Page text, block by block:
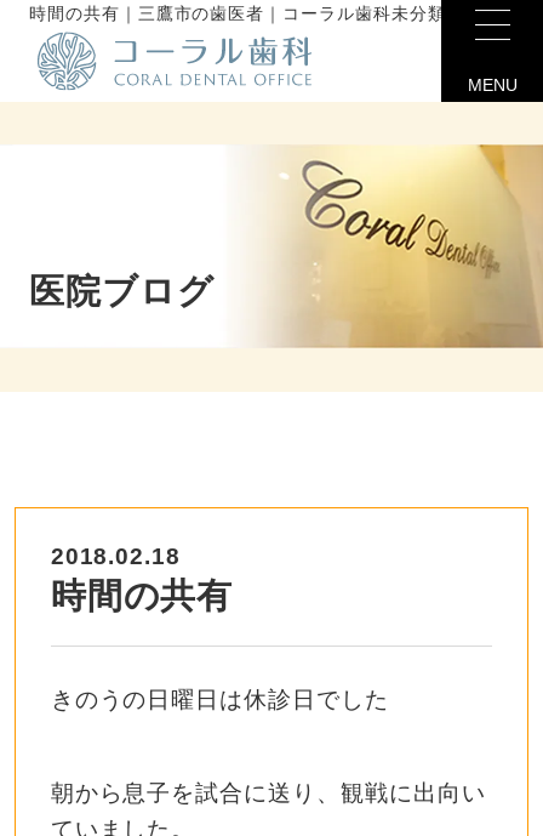
時間の共有｜三鷹市の歯医者｜コーラル歯科未分類
MENU
医院ブログ
2018.02.18
時間の共有
きのうの日曜日は休診日でした
朝から息子を試合に送り、観戦に出向い
ていました。